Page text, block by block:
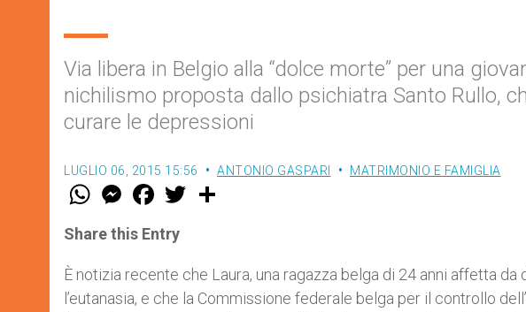
Via libera in Belgio alla “dolce morte” per una
nichilismo proposta dallo psichiatra Santo Rullo,
curare le depressioni
LUGLIO 06, 2015 15:56 ANTONIO GASPARI MATRIMONIO E FAMIGLIA
W
t
s
p
p
M
e
s
e
g
e
r
F
a
e
b
o
k
w
r
Share this Entry
È notizia recente che Laura, una ragazza belga di 24 anni affetta
l’eutanasia, e che la Commissione federale belga per il controllo